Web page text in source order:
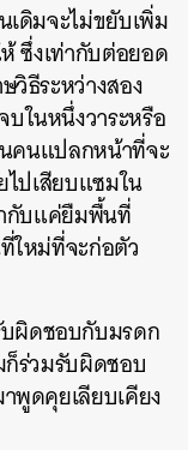
ดิมจะไม่ขยับเพิ่ม
ซึ่งเท่ากับต่อยอด
ธีระหว่างสอง
ในหนึ่งวาระหรือ
นคนแปลกหน้าที่จะ
ไปเสียบแซมใน
กับแค่ยืมพื้นที่
ใหม่ที่จะก่อตัว
ผิดชอบกับมรดก
ร่วมรับผิดชอบ
พูดคุยเลียบเคียง